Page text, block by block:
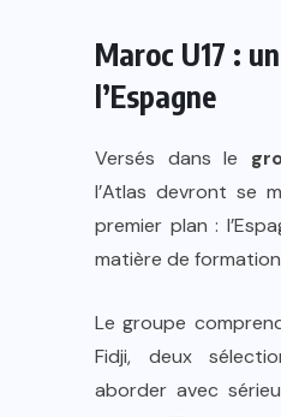
Maroc U17 :
l’Espagne
Versés dans le
l’Atlas devront se
premier plan :
matière de
Le groupe
Fidji, deux
aborder avec